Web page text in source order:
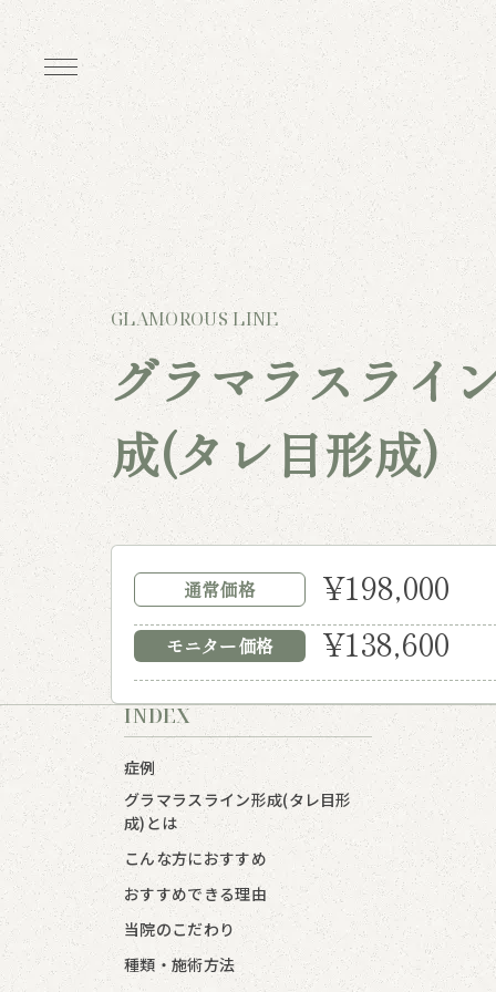
GLAMOROUS LINE
グラマラスライ
成(タレ目形成)
通常価格 ¥198,000
モニター価格 ¥138,600
INDEX
症例
グラマラスライン形成(タレ目形
成)とは
こんな方におすすめ
おすすめできる理由
当院のこだわり
種類・施術方法